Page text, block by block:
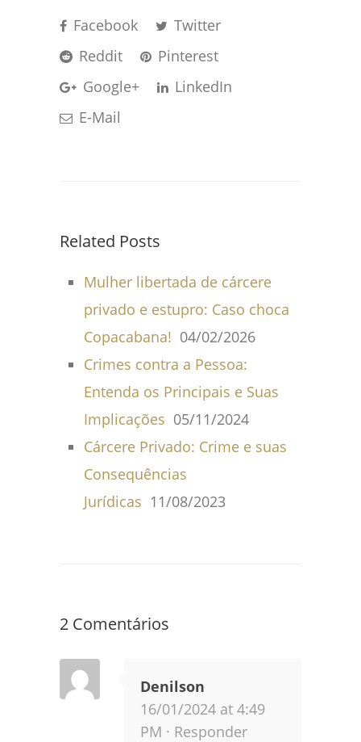
Facebook
Twitter
Reddit
Pinterest
Google+
LinkedIn
E-Mail
Related Posts
Mulher libertada de cárcere
privado e estupro: Caso choca
Copacabana! 04/02/2026
Crimes contra a Pessoa:
Entenda os Principais e Suas
Implicações 05/11/2024
Cárcere Privado: Crime e suas
Consequências
Jurídicas 11/08/2023
2 Comentários
Denilson
16/01/2024 at 4:49
PM · Responder